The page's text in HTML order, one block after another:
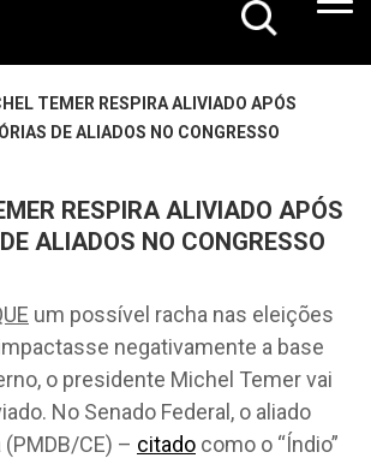
TEMER RESPIRA ALIVIADO APÓS
DE ALIADOS NO CONGRESSO
RESPIRA ALIVIADO APÓS
ALIADOS NO CONGRESSO
um possível racha nas eleições
negativamente a base
o presidente Michel Temer vai
No Senado Federal, o aliado
CE) – citado como o “Índio”